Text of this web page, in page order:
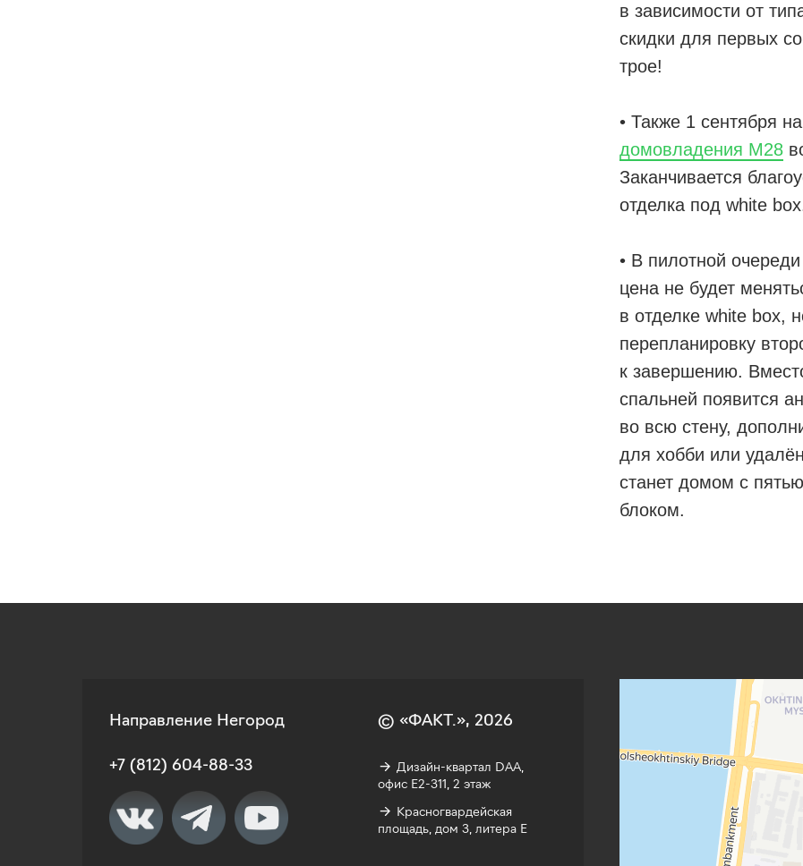
в зависимости от
скидки для первых
трое!
• Также 1 сентября
домовладения M28
Заканчивается
отделка под white
• В пилотной
цена не будет
в отделке white box,
перепланировку
к завершению.
спальней появится
во всю стену,
для хобби или
станет домом с
блоком.
Земельные участки в Санкт‑Петербурге
Коттеджный посёлок в
+7 (812) 604-88-33
© «ФАКТ.», 2026
Направление Негород
→ Красногвардейская
площадь, дом 3, литера Е
→ Дизайн-квартал DAA,
офис Е2-311, 2 этаж